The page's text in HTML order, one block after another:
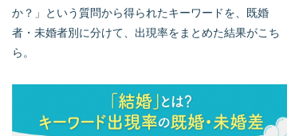
か？」という質問から得られたキーワードを、既婚
者・未婚者別に分けて、出現率をまとめた結果がこち
ら。